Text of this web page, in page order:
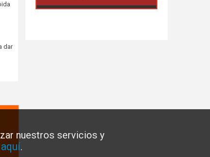
nuestros servicios y
.
dar